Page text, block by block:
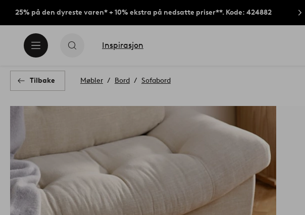
25% på den dyreste varen* + 10% ekstra på nedsatte priser**. Kode: 424882
Inspirasjon
Tilbake Møbler Bord Sofabord